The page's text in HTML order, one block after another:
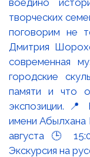
воедино
творческих
поговорим не
Дмитрия
современная
городские
памяти и что
экспозиции. 📍
имени Абылхана
августа 🕒
Экскурсия на